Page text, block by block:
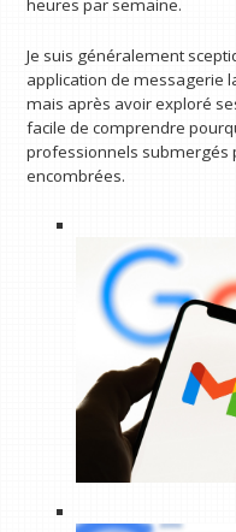
heures par semaine.
Je suis généralement
application de messagerie
mais après avoir exploré
facile de comprendre
professionnels submergés
encombrées.